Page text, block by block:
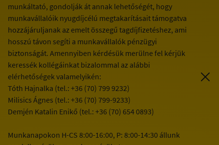
munkáltató, gondolják át annak lehetőségét, hogy
munkavállalóik nyugdíjcélú megtakarításait támogatva
hozzájáruljanak az emelt összegű tagdíjfizetéshez, ami
hosszú távon segíti a munkavállalók pénzügyi
biztonságát. Amennyiben kérdésük merülne fel kérjük
keressék kollégáinkat bizalommal az alábbi
elérhetőségek valamelyikén:
Tóth Hajnalka (tel.: +36 (70) 799 9232)
Milisics Ágnes (tel.: +36 (70) 799-9233)
Demjén Katalin Enikő (tel.: +36 (70) 654 0893)
Munkanapokon H-CS 8:00-16:00, P: 8:00-14:30 állunk